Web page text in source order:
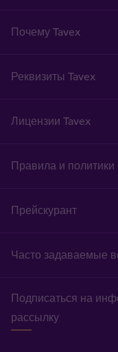
Почему Tavex
Реквизиты Tavex
Лицензии Tavex
Правила и политики
Прейскурант
Часто задаваемые
Подписаться на
рассылку